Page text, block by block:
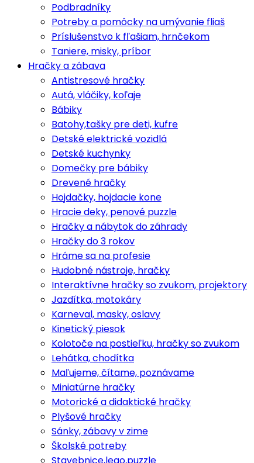
Podbradníky
Potreby a pomôcky na umývanie fliaš
Príslušenstvo k fľašiam, hrnčekom
Taniere, misky, príbor
Hračky a zábava
Antistresové hračky
Autá, vláčiky, koľaje
Bábiky
Batohy,tašky pre deti, kufre
Detské elektrické vozidlá
Detské kuchynky
Domečky pre bábiky
Drevené hračky
Hojdačky, hojdacie kone
Hracie deky, penové puzzle
Hračky a nábytok do záhrady
Hračky do 3 rokov
Hráme sa na profesie
Hudobné nástroje, hračky
Interaktívne hračky so zvukom, projektory
Jazdítka, motokáry
Karneval, masky, oslavy
Kinetický piesok
Kolotoče na postieľku, hračky so zvukom
Lehátka, chodítka
Maľujeme, čítame, poznávame
Miniatúrne hračky
Motorické a didaktické hračky
Plyšové hračky
Sánky, zábavy v zime
Školské potreby